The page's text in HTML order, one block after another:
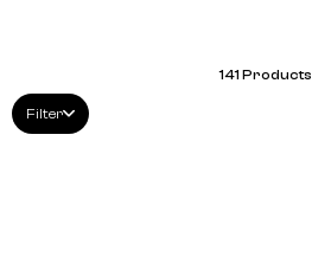
Filter
141 Products